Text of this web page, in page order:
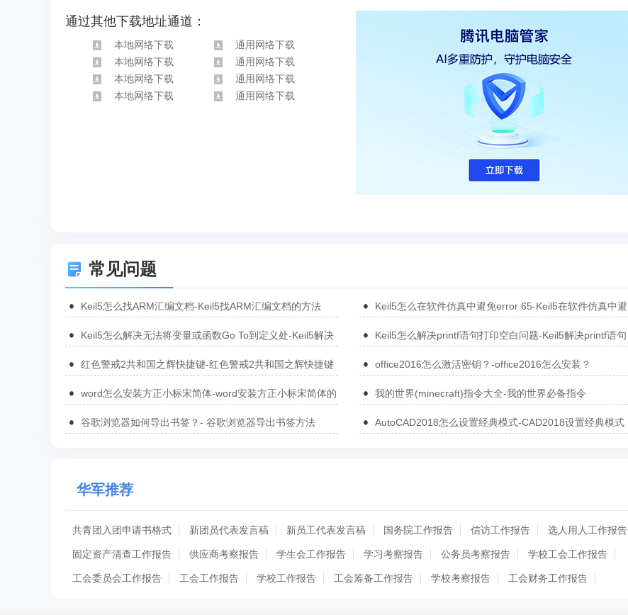
通过其他下载地址通道：
本地网络下载
通用网络下载
本地网络下载
通用网络下载
本地网络下载
通用网络下载
本地网络下载
通用网络下载
常见问题
Keil5怎么找ARM汇编文档-Keil5找ARM汇编文档的方法
Keil5怎么在软件仿真中避免error 65-Keil5在软件仿真中避
Keil5怎么解决无法将变量或函数Go To到定义处-Keil5解决
Keil5怎么解决printf语句打印空白问题-Keil5解决printf语句
红色警戒2共和国之辉快捷键-红色警戒2共和国之辉快捷键
office2016怎么激活密钥？-office2016怎么安装？
word怎么安装方正小标宋简体-word安装方正小标宋简体的
我的世界(minecraft)指令大全-我的世界必备指令
谷歌浏览器如何导出书签？- 谷歌浏览器导出书签方法
AutoCAD2018怎么设置经典模式-CAD2018设置经典模式
华军推荐
共青团入团申请书格式 新团员代表发言稿 新员工代表发言稿 国务院工作报告 信访工作报告 选人用人工作报告
固定资产清查工作报告 供应商考察报告 学生会工作报告 学习考察报告 公务员考察报告 学校工会工作报告
工会委员会工作报告 工会工作报告 学校工作报告 工会筹备工作报告 学校考察报告 工会财务工作报告